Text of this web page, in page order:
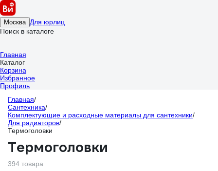
Москва Для юрлиц
Поиск в каталоге
Главная
Каталог
Корзина
Избранное
Профиль
Главная/
Сантехника/
Комплектующие и расходные материалы для сантехники/
Для радиаторов/
Термоголовки
Термоголовки
394 товара